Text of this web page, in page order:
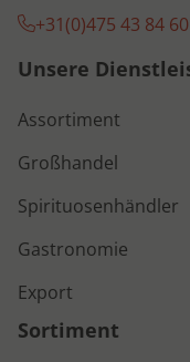
+31(0)475 43 84 60
Unsere
Assortiment
Großhandel
Spirituosenhändler
Gastronomie
Export
Sortiment